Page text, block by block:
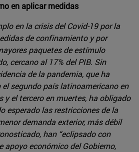
en aplicar medidas
en la crisis del Covid-19 por la
de confinamiento y por
paquetes de estímulo
cercano al 17% del PIB. Sin
de la pandemia, que ha
el segundo país latinoamericano en
y el tercero en muertes, ha obligado
esperado las restricciones de la
demanda exterior, más débil
han “eclipsado con
apoyo económico del Gobierno,